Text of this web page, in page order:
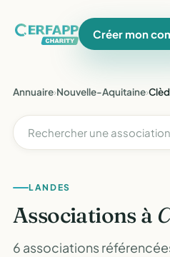
Créer mon
Annuaire›Nouvelle-Aquitaine›
LANDES
Associations à
6 associations